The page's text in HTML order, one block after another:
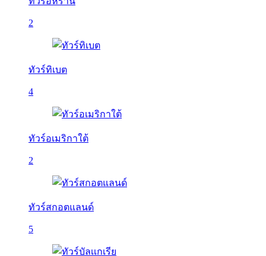
2
ทัวร์ทิเบต
4
ทัวร์อเมริกาใต้
2
ทัวร์สกอตแลนด์
5